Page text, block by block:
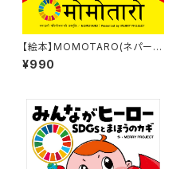
【絵本】MOMOTARO(ネパール
語・英語ver)
¥990